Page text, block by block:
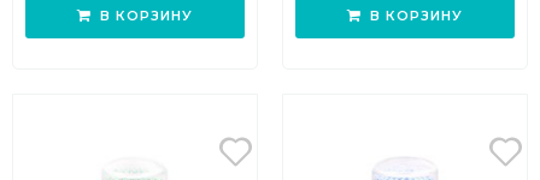
В КОРЗИНУ В КОРЗИНУ